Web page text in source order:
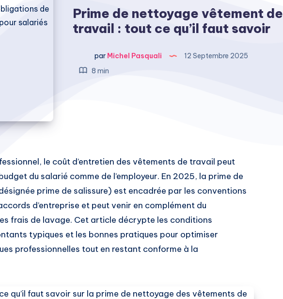
Prime de nettoyage vêtement de
travail : tout ce qu’il faut savoir
par Michel Pasquali
12 Septembre 2025
8 min
le coût d’entretien des vêtements de travail peut
du salarié comme de l’employeur. En 2025, la prime de
prime de salissure) est encadrée par les conventions
d’entreprise et peut venir en complément du
frais de lavage. Cet article décrypte les conditions
typiques et les bonnes pratiques pour optimiser
professionnelles tout en restant conforme à la